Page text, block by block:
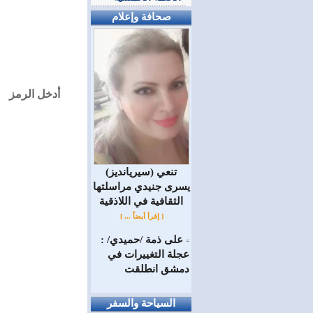
أدخل الرمز
صحافة وإعلام
(سيريانديز) تنعي
يسرى جنيدي مراسلتها
الثقافية في اللاذقية
[ إقرأ أيضاً ... ]
= على ذمة /حميدي/ :
عجلة التغييرات في
دمشق انطلقت
السياحة والسفر